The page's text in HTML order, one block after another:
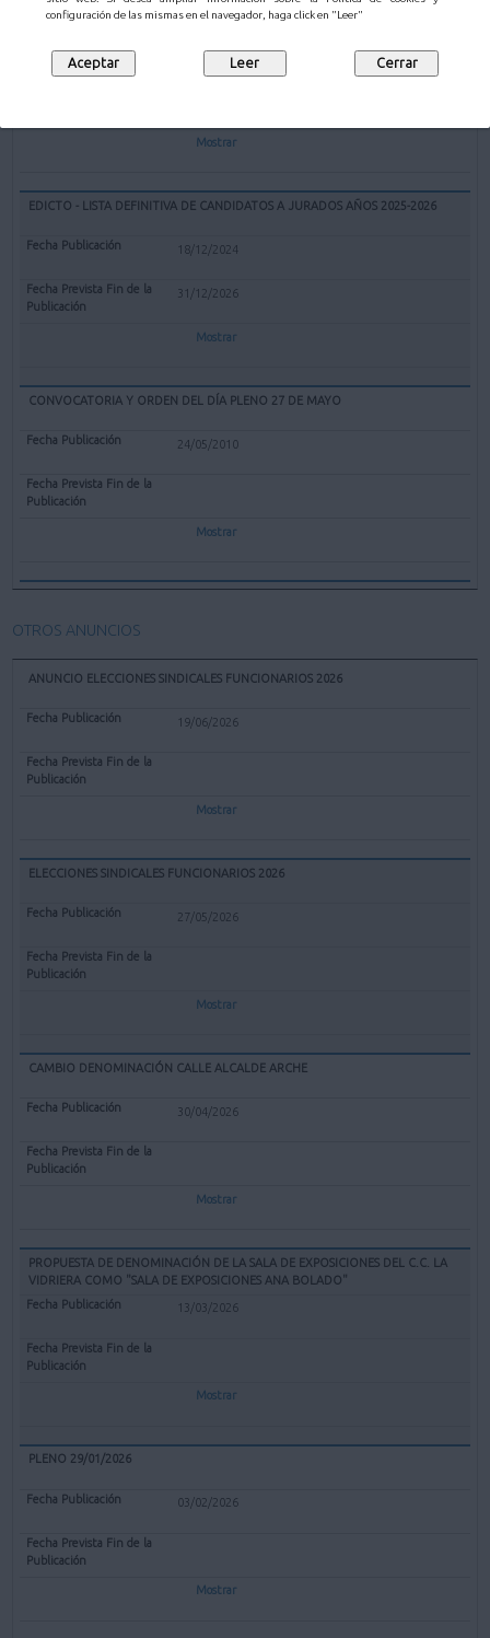
configuración de las mismas en el navegador, haga click en "Leer"
EXPEDIENTE REDENOMINACIÓN BOLERA CUBIERTA "EL PARQUE" DE
12/02/2025
Mostrar
EDICTO - LISTA DEFINITIVA DE CANDIDATOS A JURADOS AÑOS 2025-2026
18/12/2024
31/12/2026
Mostrar
CONVOCATORIA Y ORDEN DEL DÍA PLENO 27 DE MAYO
24/05/2010
Mostrar
OTROS ANUNCIOS
ANUNCIO ELECCIONES SINDICALES FUNCIONARIOS 2026
19/06/2026
Mostrar
ELECCIONES SINDICALES FUNCIONARIOS 2026
27/05/2026
Mostrar
CAMBIO DENOMINACIÓN CALLE ALCALDE ARCHE
30/04/2026
Mostrar
PROPUESTA DE DENOMINACIÓN DE LA SALA DE EXPOSICIONES DEL C.C. LA
VIDRIERA COMO "SALA DE EXPOSICIONES ANA BOLADO"
13/03/2026
Mostrar
PLENO 29/01/2026
03/02/2026
Mostrar